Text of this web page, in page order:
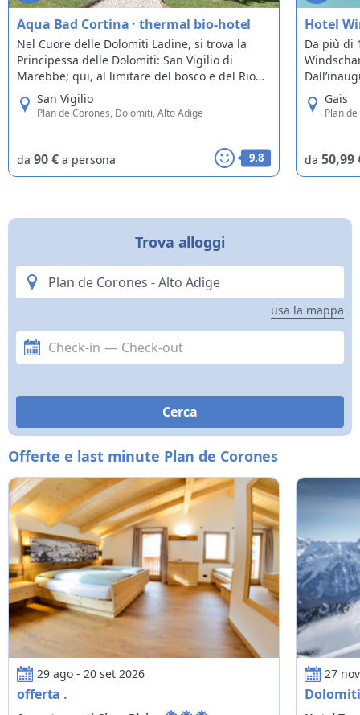
Aqua Bad Cortina · thermal bio-hotel
Nel Cuore delle Dolomiti Ladine, si trova la
Principessa delle Dolomiti: San Vigilio di
Marebbe; qui, al limitare del bosco e del Rio
San Vigilio, è situata una piccola oasi di
benessere: l’Aqua Bad Cortina Oasis Hotel.
San Vigilio
Plan de Corones, Dolomiti, Alto Adige
da 90 € a persona 9.8
Hotel
Da più di
cose
uguali,
Gais
Plan
da50,99
Trova alloggi
usa la mappa
Check-in — Check-out
Offerte e last minute Plan de Corones
offerta .
29 ago - 20 set 2026
offerta .
Dolomiti
27